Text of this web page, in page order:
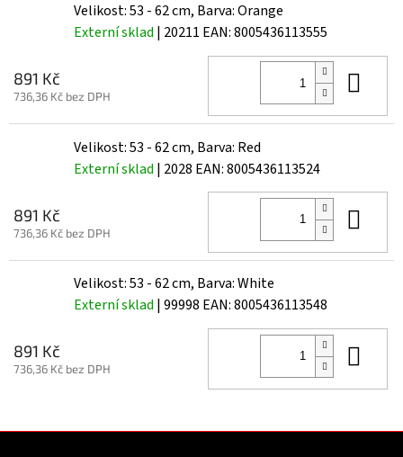
Velikost: 53 - 62 cm, Barva: Orange
Externí sklad | 20211 EAN:8005436113555
891 Kč
736,36 Kč bez DPH
Velikost: 53 - 62 cm, Barva: Red
Externí sklad | 2028 EAN:8005436113524
891 Kč
736,36 Kč bez DPH
Velikost: 53 - 62 cm, Barva: White
Externí sklad | 99998 EAN:8005436113548
891 Kč
736,36 Kč bez DPH